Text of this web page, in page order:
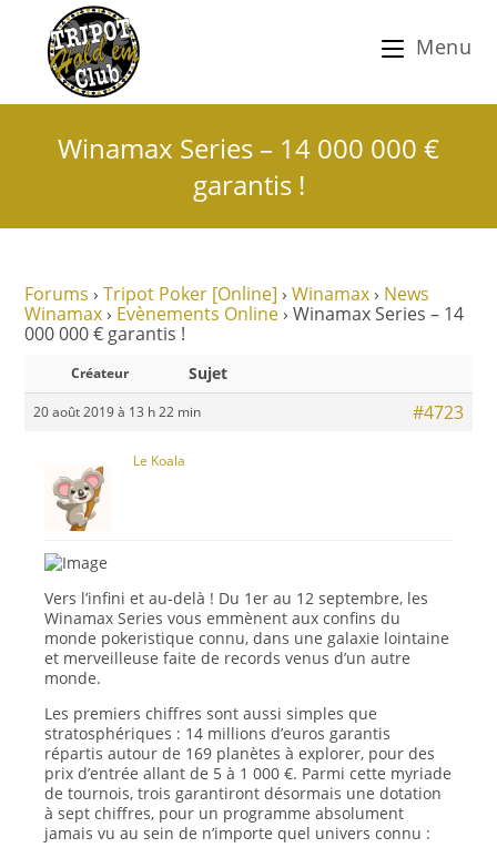
Menu
Winamax Series – 14 000 000 €
garantis !
Forums › Tripot Poker [Online] › Winamax › News
Winamax › Evènements Online › Winamax Series – 14
000 000 € garantis !
Créateur Sujet
20 août 2019 à 13 h 22 min #4723
Le Koala
Vers l’infini et au-delà ! Du 1er au 12 septembre, les
Winamax Series vous emmènent aux confins du
monde pokeristique connu, dans une galaxie lointaine
et merveilleuse faite de records venus d’un autre
monde.
Les premiers chiffres sont aussi simples que
stratosphériques : 14 millions d’euros garantis
répartis autour de 169 planètes à explorer, pour des
prix d’entrée allant de 5 à 1 000 €. Parmi cette myriade
de tournois, trois garantiront désormais une dotation
à sept chiffres, pour un programme absolument
jamais vu au sein de n’importe quel univers connu :